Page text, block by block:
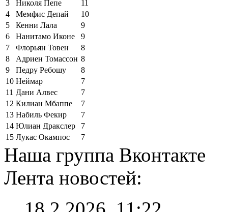
3
Николя Пепе
11
4
Мемфис Депай
10
5
Кенни Лала
9
6
Нанитамо Иконе
9
7
Флорьян Товен
8
8
Адриен Томассон 8
9
Педру Ребошу
8
10 Неймар
7
11 Дани Алвес
7
12 Килиан Мбаппе
7
13 Набиль Фекир
7
14 Юлиан Дракслер
7
15 Лукас Окампос 7
Наша группа Вконтакте
Лента новостей: